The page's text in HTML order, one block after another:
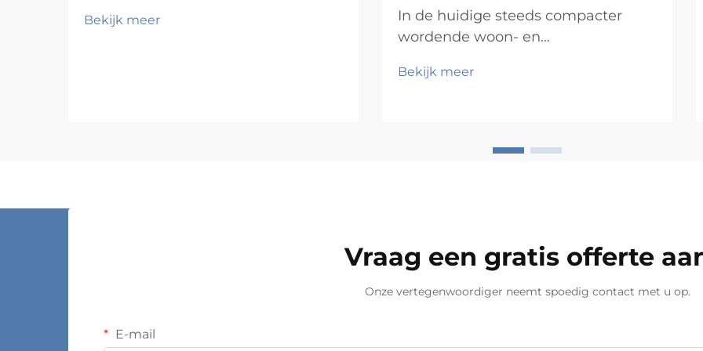
beslissingen die een
Bekijk meer
In de huidige steeds compacter
wordende woon- en
vierkante voet optimaal te benutten
Bekijk meer
Vraag een gratis offerte
Onze vertegenwoordiger neemt spoedig contact met u op.
E-mail